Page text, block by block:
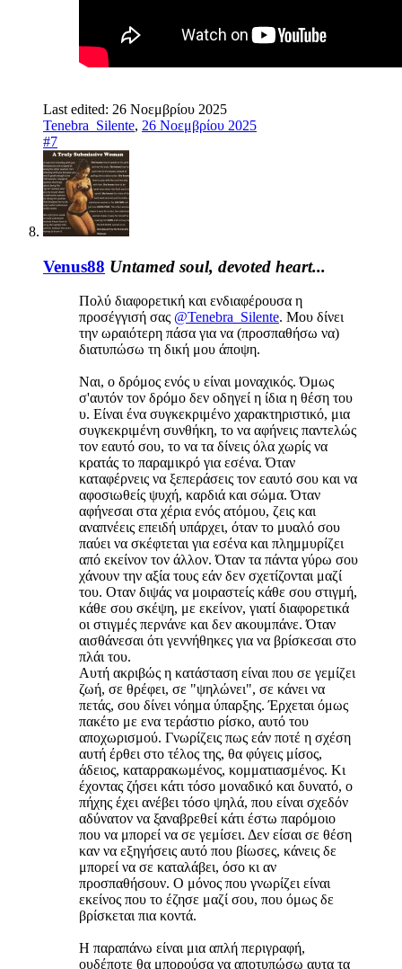
Last edited: 26 Νοεμβρίου 2025
Tenebra_Silente, 26 Νοεμβρίου 2025
#7
Venus88 Untamed soul, devoted heart...
Πολύ διαφορετική και ενδιαφέρουσα η
προσέγγισή σας @Tenebra_Silente. Μου δίνει
την ωραιότερη πάσα για να (προσπαθήσω να)
διατυπώσω τη δική μου άποψη.
Ναι, ο δρόμος ενός υ είναι μοναχικός. Όμως
σ'αυτόν τον δρόμο δεν οδηγεί η ίδια η θέση του
υ. Είναι ένα συγκεκριμένο χαρακτηριστικό, μια
συγκεκριμένη συνθήκη, το να αφήνεις παντελώς
τον εαυτό σου, το να τα δίνεις όλα χωρίς να
κρατάς το παραμικρό για εσένα. Όταν
καταφέρνεις να ξεπεράσεις τον εαυτό σου και να
αφοσιωθείς ψυχή, καρδιά και σώμα. Όταν
αφήνεσαι στα χέρια ενός ατόμου, ζεις και
αναπνέεις επειδή υπάρχει, όταν το μυαλό σου
παύει να σκέφτεται για εσένα και πλημμυρίζει
από εκείνον τον άλλον. Όταν τα πάντα γύρω σου
χάνουν την αξία τους εάν δεν σχετίζονται μαζί
του. Οταν διψάς να μοιραστείς κάθε σου στιγμή,
κάθε σου σκέψη, με εκείνον, γιατί διαφορετικά
οι στιγμές περνάνε και δεν ακουμπάνε. Όταν
αισθάνεσαι ότι γεννήθηκες για να βρίσκεσαι στο
πλάι του.
Αυτή ακριβώς η κατάσταση είναι που σε γεμίζει
ζωή, σε θρέφει, σε "ψηλώνει", σε κάνει να
πετάς, σου δίνει νόημα ύπαρξης. Έρχεται όμως
πακέτο με ενα τεράστιο ρίσκο, αυτό του
αποχωρισμού. Γνωρίζεις πως εάν ποτέ η σχέση
αυτή έρθει στο τέλος της, θα φύγεις μίσος,
άδειος, καταρρακωμένος, κομματιασμένος. Κι
έχοντας ζήσει κάτι τόσο μοναδικό και δυνατό, ο
πήχης έχει ανέβει τόσο ψηλά, που είναι σχεδόν
αδύνατον να ξαναβρεθεί κάτι έστω παρόμοιο
που να μπορεί να σε γεμίσει. Δεν είσαι σε θέση
καν να εξηγήσεις αυτό που βίωσες, κάνεις δε
μπορεί να σε καταλάβει, όσο κι αν
προσπαθήσουν. Ο μόνος που γνωρίζει είναι
εκείνος που το έζησε μαζί σου, που όμως δε
βρίσκεται πια κοντά.
Η παραπάνω είναι μια απλή περιγραφή,
ουδέποτε θα μπορούσα να αποτυπώσω αυτα τα